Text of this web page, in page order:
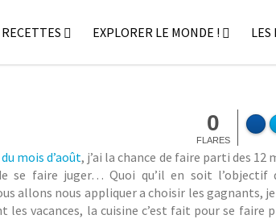
EXPLORER LE MONDE ! LES
0
FLARES
mois d’août, j’ai la chance de faire parti des 12
se faire juger… Quoi qu’il en soit l’objectif
allons nous appliquer a choisir les gagnants,
vacances, la cuisine c’est fait pour se faire